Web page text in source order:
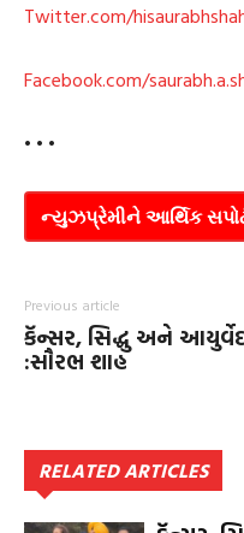
Twitter.com/
Facebook.com/
• • •
ન્યુઝપ્રેમીને આર્થિક
Previous article
કૅન્સર, સિદ્ધુ અને આયુર્વેદ
:સૌરભ શાહ
RELATED ARTICLES